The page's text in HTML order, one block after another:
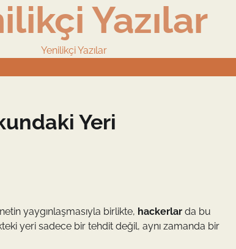
Yazılar
Yenilikçi Yazılar
Yeri
yaygınlaşmasıyla birlikte, hackerlar da bu
yeri sadece bir tehdit değil, aynı zamanda bir